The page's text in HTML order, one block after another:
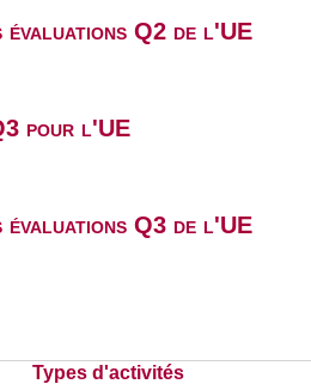
évaluations Q2 de l'UE
pour l'UE
évaluations Q3 de l'UE
Types d'activités